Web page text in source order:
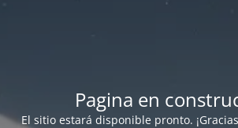
Pagina en
El sitio estará disponible pronto.